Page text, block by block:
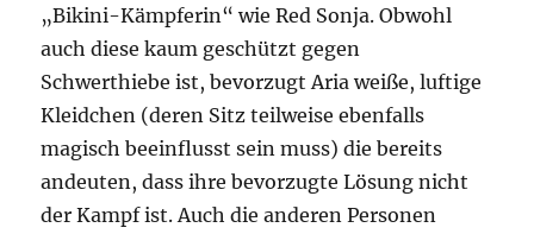
„Bikini-Kämpferin“ wie Red Sonja. Obwohl
auch diese kaum geschützt gegen
Schwerthiebe ist, bevorzugt Aria weiße, luftige
Kleidchen (deren Sitz teilweise ebenfalls
magisch beeinflusst sein muss) die bereits
andeuten, dass ihre bevorzugte Lösung nicht
der Kampf ist. Auch die anderen Personen